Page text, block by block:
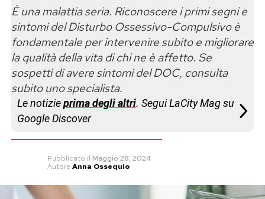
È una malattia seria. Riconoscere i primi segni e
sintomi del Disturbo Ossessivo-Compulsivo è
fondamentale per intervenire subito e migliorare
la qualità della vita di chi ne è affetto. Se
sospetti di avere sintomi del DOC, consulta
subito uno specialista.
Le notizieprima degli altri. Segui LaCity Mag su
Google Discover
Pubblicato il Maggio 28, 2024
Autore Anna Ossequio